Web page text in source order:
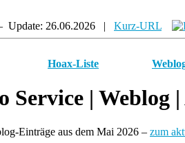
Update: 26.06.2026 | Kurz-URL
Hoax-Liste
Service | Weblog
Einträge aus dem Mai 2026 – zum